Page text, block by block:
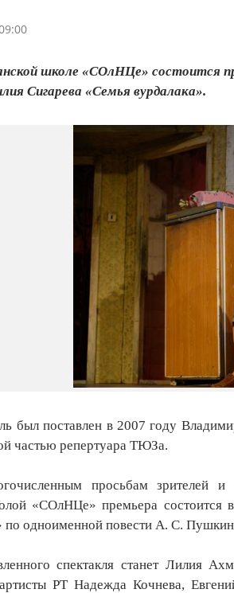
школе «СОлНЦе» состоится
Сигарева «Семья вурдалака».
был поставлен в 2007 году
частью репертуара ТЮЗа.
просьбам зрителей и
«СОлНЦе» премьера
одноименной повести А. С.
спектакля станет Лилия
РТ Надежда Кочнева,